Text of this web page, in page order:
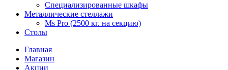
Специализированные шкафы
Металлические стеллажи
Ms Pro (2500 кг. на секцию)
Столы
Главная
Магазин
Акции